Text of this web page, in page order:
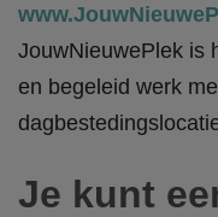
JouwNieuwePlek is
en begeleid werk
Je kunt